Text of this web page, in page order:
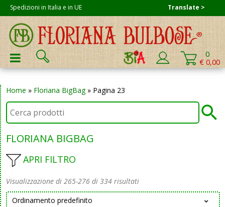
Skip
to
content
Spedizioni in Italia e in UE
Cerca:
0
€ 0,00
PRIMARY MENU
Home » Floriana BigBag» Pagina 23
FLORIANA BIGBAG
APRI FILTRO
Visualizzazione di 265-276 di 334 risultati
Translate >